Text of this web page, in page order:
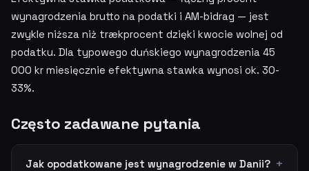
wynagrodzenia brutto na podatki i AM-bidrag — jest
zwykle niższa niż trækprocent dzięki kwocie wolnej od
podatku. Dla typowego duńskiego wynagrodzenia 45
000 kr miesięcznie efektywna stawka wynosi ok. 30-
33%.
Często zadawane pytania
Jak opodatkowane jest wynagrodzenie w Danii?